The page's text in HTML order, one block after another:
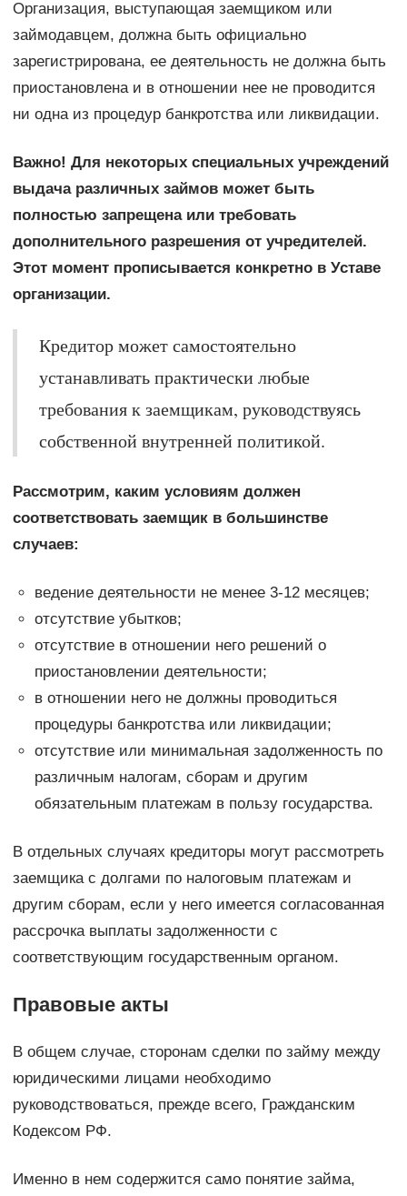
Организация, выступающая заемщиком или
займодавцем, должна быть официально
зарегистрирована, ее деятельность не должна быть
приостановлена и в отношении нее не проводится
ни одна из процедур банкротства или ликвидации.
Важно! Для некоторых специальных учреждений
выдача различных займов может быть
полностью запрещена или требовать
дополнительного разрешения от учредителей.
Этот момент прописывается конкретно в Уставе
организации.
Кредитор может самостоятельно
устанавливать практически любые
требования к заемщикам, руководствуясь
собственной внутренней политикой.
Рассмотрим, каким условиям должен
соответствовать заемщик в большинстве
случаев:
ведение деятельности не менее 3-12 месяцев;
отсутствие убытков;
отсутствие в отношении него решений о
приостановлении деятельности;
в отношении него не должны проводиться
процедуры банкротства или ликвидации;
отсутствие или минимальная задолженность по
различным налогам, сборам и другим
обязательным платежам в пользу государства.
В отдельных случаях кредиторы могут рассмотреть
заемщика с долгами по налоговым платежам и
другим сборам, если у него имеется согласованная
рассрочка выплаты задолженности с
соответствующим государственным органом.
Правовые акты
В общем случае, сторонам сделки по займу между
юридическими лицами необходимо
руководствоваться, прежде всего, Гражданским
Кодексом РФ.
Именно в нем содержится само понятие займа,